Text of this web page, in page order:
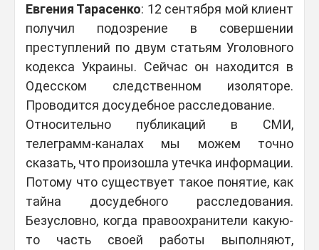
Евгения Тарасенко: 12 сентября мой клиент
получил подозрение в совершении
преступлений по двум статьям Уголовного
кодекса Украины. Сейчас он находится в
Одесском следственном изоляторе.
Проводится досудебное расследование.
Относительно публикаций в СМИ,
телеграмм-каналах мы можем точно
сказать, что произошла утечка информации.
Потому что существует такое понятие, как
тайна досудебного расследования.
Безусловно, когда правоохранители какую-
то часть своей работы выполняют,